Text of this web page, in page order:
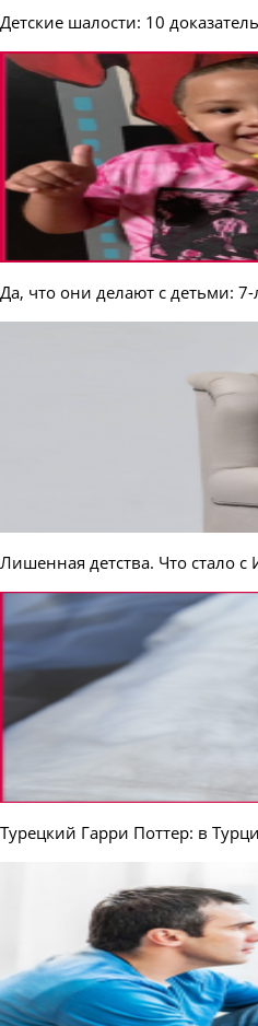
Детские шалости: 10
Да, что они делают с детьми:
Лишенная детства. Что стало
Турецкий Гарри Поттер: в